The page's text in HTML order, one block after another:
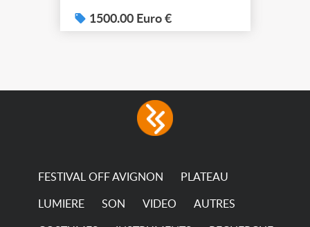
system – seven colour
LEDs providing the
consumption The
permanence of a 50,000-
1500.00 Euro €
FESTIVAL OFF AVIGNON PLATEAU
LUMIERE SON VIDEO AUTRES